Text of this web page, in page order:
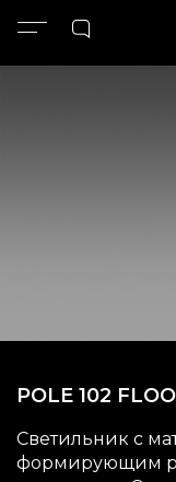
POLE 102
Светильник с
формирующим